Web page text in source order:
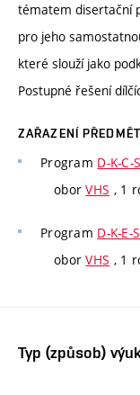
tématem disertační
pro jeho
které slouží jako
Postupné řešení
ZAŘAZENÍ
Program D-K-C-
oborVHS , 1
Program D-K-E-
oborVHS , 1
Typ (způsob)